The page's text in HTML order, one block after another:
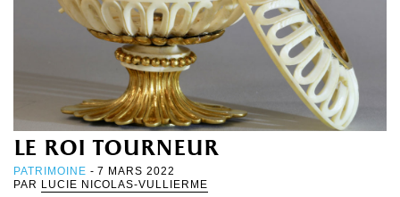
le roi tourneur
PATRIMOINE - 7 MARS 2022
PAR LUCIE NICOLAS-VULLIERME